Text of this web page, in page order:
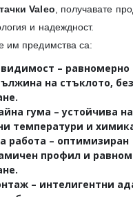
Valeo , получавате
и надеждност.
им предимства са:
– равномерно
на стъклото,
гума – устойчива
температури и
работа – оптимизиран
профил и
– интелигентни